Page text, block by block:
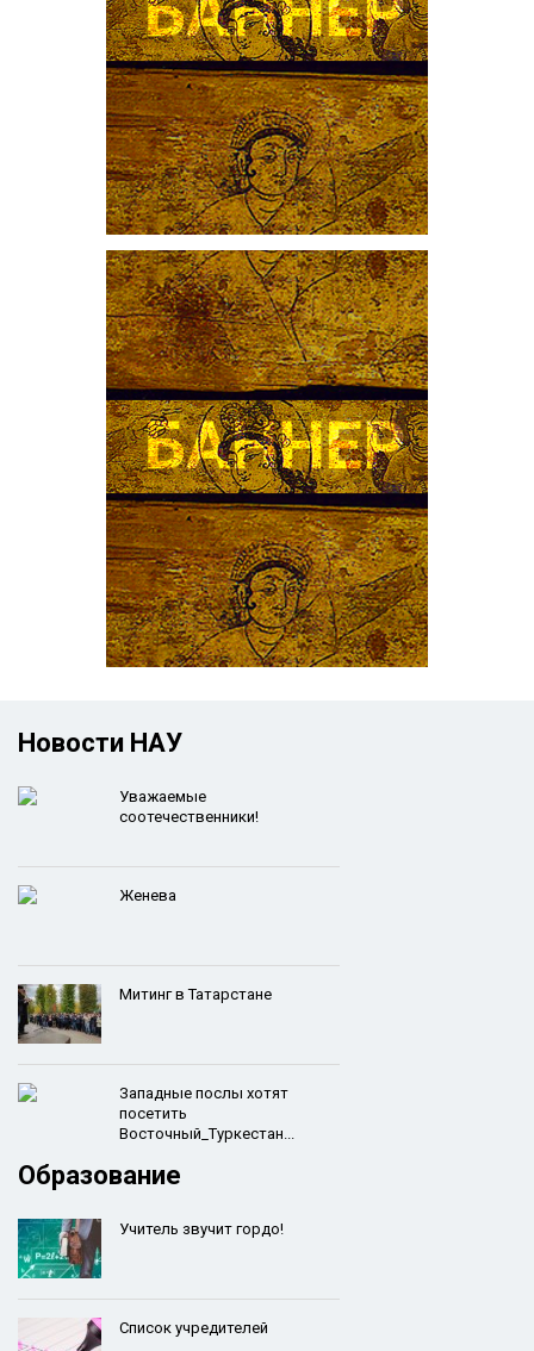
Новости НАУ
Уважаемые
соотечественники!
Женева
Митинг в Татарстане
Западные послы хотят
посетить
Восточный_Туркестан...
Образование
Учитель звучит гордо!
Список учредителей